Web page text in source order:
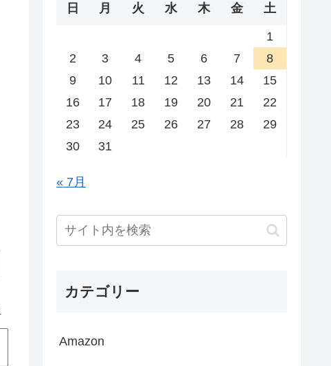
日 月 火 水 木 金 土
1
2
3 4 5 6 7
8
9
10 11 12 13 14
15
16
17 18 19 20 21
22
23
24 25 26 27 28
29
30
31
« 7月
カテゴリー
Amazon